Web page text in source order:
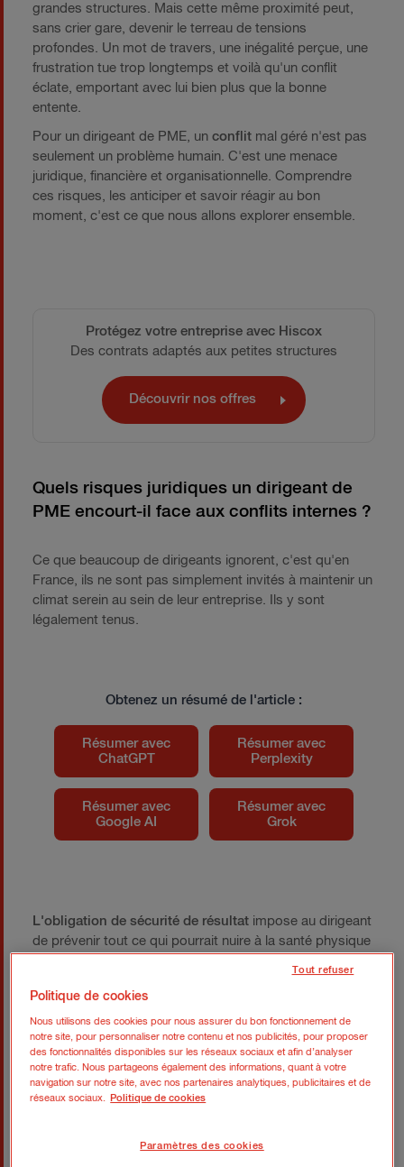
grandes structures. Mais cette même proximité peut,
sans crier gare, devenir le terreau de tensions
profondes. Un mot de travers, une inégalité perçue, une
frustration tue trop longtemps et voilà qu'un conflit
éclate, emportant avec lui bien plus que la bonne
entente.
Pour un dirigeant de PME, un conflit mal géré n'est pas
seulement un problème humain. C'est une menace
juridique, financière et organisationnelle. Comprendre
ces risques, les anticiper et savoir réagir au bon
moment, c'est ce que nous allons explorer ensemble.
Protégez votre entreprise avec Hiscox
Des contrats adaptés aux petites structures
Découvrir nos offres
Quels risques juridiques un dirigeant de
PME encourt-il face aux conflits internes ?
Ce que beaucoup de dirigeants ignorent, c'est qu'en
France, ils ne sont pas simplement invités à maintenir un
climat serein au sein de leur entreprise. Ils y sont
légalement tenus.
Obtenez un résumé de l'article :
Résumer avec
ChatGPT
Résumer avec
Perplexity
Résumer avec
Google AI
Résumer avec
Grok
L'obligation de sécurité de résultatimpose au dirigeant
de prévenir tout ce qui pourrait nuire à la santé physique
responsabilité : civile, pénale et prud'homale.
Type de
risque
Description
Exemples
concrets
Obligation de
Prévenir les
psychosociaux
non traités
Politique de cookies
Nous utilisons des cookies pour nous assurer du bon fonctionnement de
notre site, pour personnaliser notre contenu et nos publicités, pour proposer
des fonctionnalités disponibles sur les réseaux sociaux et afin d’analyser
notre trafic. Nous partageons également des informations, quant à votre
navigation sur notre site, avec nos partenaires analytiques, publicitaires et de
réseaux sociaux. Politique de cookies
Paramètres des cookies
Tout refuser